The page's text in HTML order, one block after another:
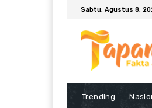
Sabtu, Agustus 8,
Trending